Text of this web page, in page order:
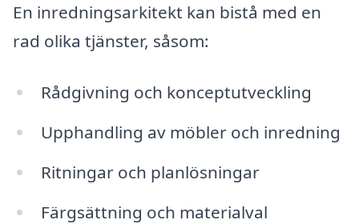
En inredningsarkitekt kan bistå med en
rad olika tjänster, såsom:
Rådgivning och konceptutveckling
Upphandling av möbler och inredning
Ritningar och planlösningar
Färgsättning och materialval